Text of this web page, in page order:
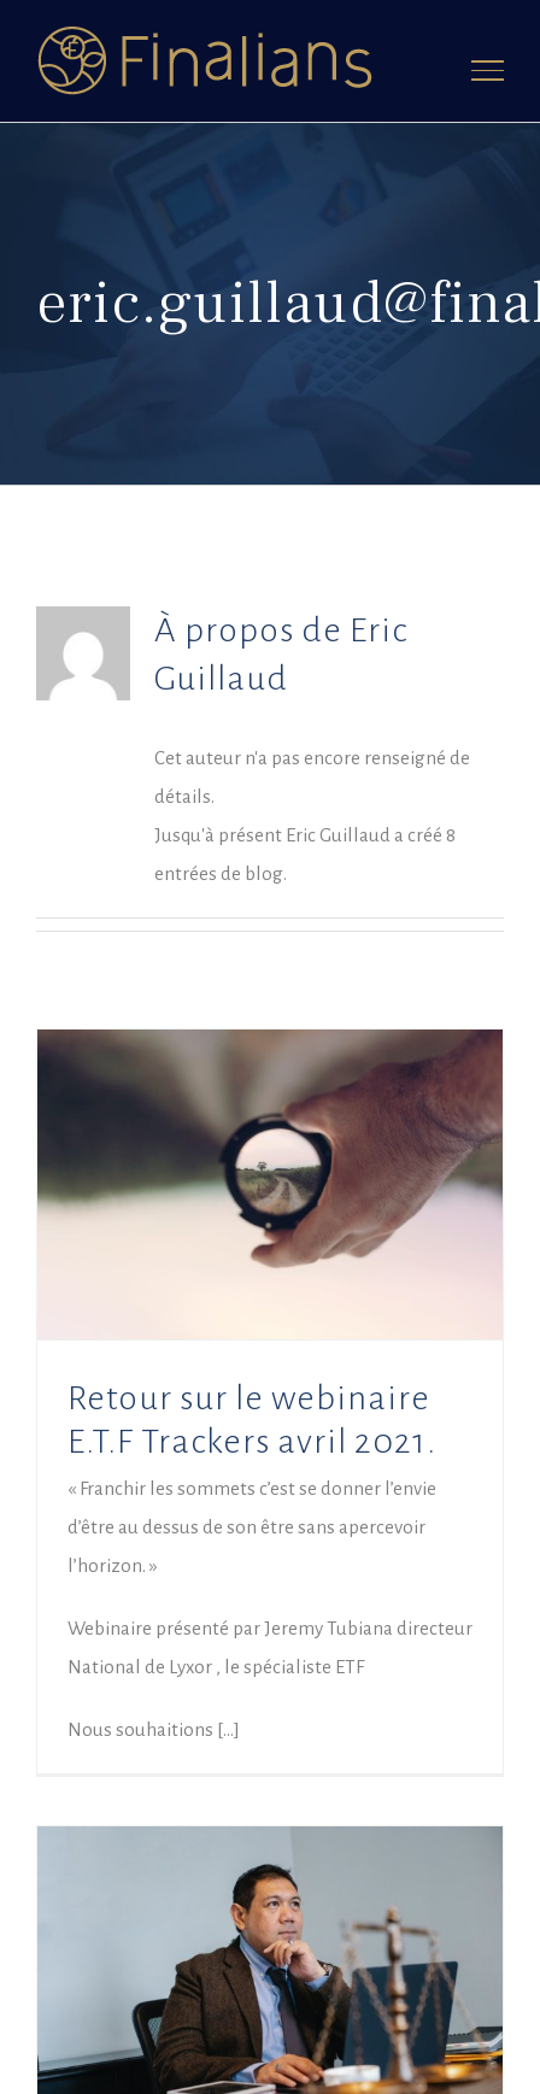
contenu
À propos de Eric
Guillaud
Cet auteur n'a pas encore renseigné de
détails.
Jusqu'à présent Eric Guillaud a créé 8
entrées de blog.
Retour sur le webinaire
E.T.F Trackers avril 2021.
« Franchir les sommets c’est se donner l’envie
d’être au dessus de son être sans apercevoir
l’horizon. »
Webinaire présenté par Jeremy Tubiana directeur
National de Lyxor , le spécialiste ETF
Nous souhaitions […]